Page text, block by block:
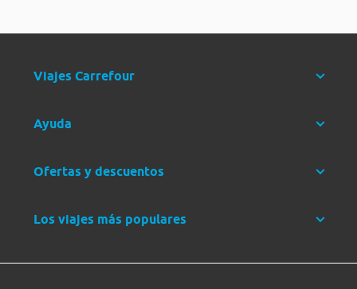
Viajes Carrefour
Ayuda
Ofertas y descuentos
Los viajes más populares